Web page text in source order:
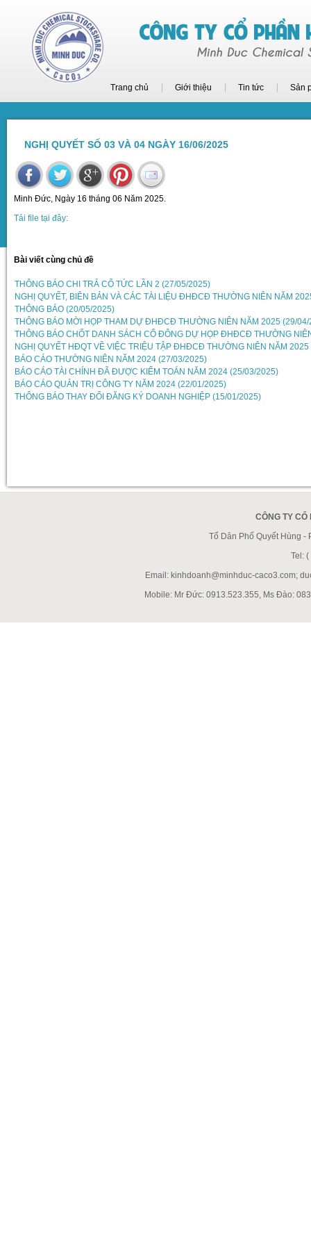
Trang chủ Giới thiệu Tin tức Sản
NGHỊ QUYẾT SỐ 03 VÀ 04 NGÀY 16/06/2025
Minh Đức, Ngày 16 tháng 06 Năm 2025.
Tải file tại đây:
Bài viết cùng chủ đề
THÔNG BÁO CHI TRẢ CỔ TỨC LẦN 2 (27/05/2025)
NGHỊ QUYẾT, BIÊN BẢN VÀ CÁC TÀI LIỆU ĐHĐCĐ THƯỜNG NIÊN NĂM
THÔNG BÁO (20/05/2025)
THÔNG BÁO MỜI HỌP THAM DỰ ĐHĐCĐ THƯỜNG NIÊN NĂM 2025 (29/
THÔNG BÁO CHỐT DANH SÁCH CỔ ĐÔNG DỰ HỌP ĐHĐCĐ THƯỜNG
NGHỊ QUYẾT HĐQT VỀ VIỆC TRIỆU TẬP ĐHĐCĐ THƯỜNG NIÊN NĂM
BÁO CÁO THƯỜNG NIÊN NĂM 2024 (27/03/2025)
BÁO CÁO TÀI CHÍNH ĐÃ ĐƯỢC KIỂM TOÁN NĂM 2024 (25/03/2025)
BÁO CÁO QUẢN TRỊ CÔNG TY NĂM 2024 (22/01/2025)
THÔNG BÁO THAY ĐỔI ĐĂNG KÝ DOANH NGHIỆP (15/01/2025)
CÔNG TY
Tổ Dân Phố Quyết Hùng
Tel:
Email: kinhdoanh@minhduc-caco3.com;
Mobile: Mr Đức: 0913.523.355, Ms Đào: